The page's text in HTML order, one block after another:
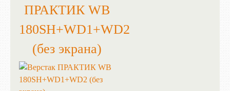
ПРАКТИК WB
180SH+WD1+WD2
(без экрана)